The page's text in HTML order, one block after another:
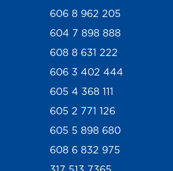
606 8 962 205
604 7 898 888
608 8 631 222
606 3 402 444
605 4 368 111
605 2 771 126
605 5 898 680
608 6 832 975